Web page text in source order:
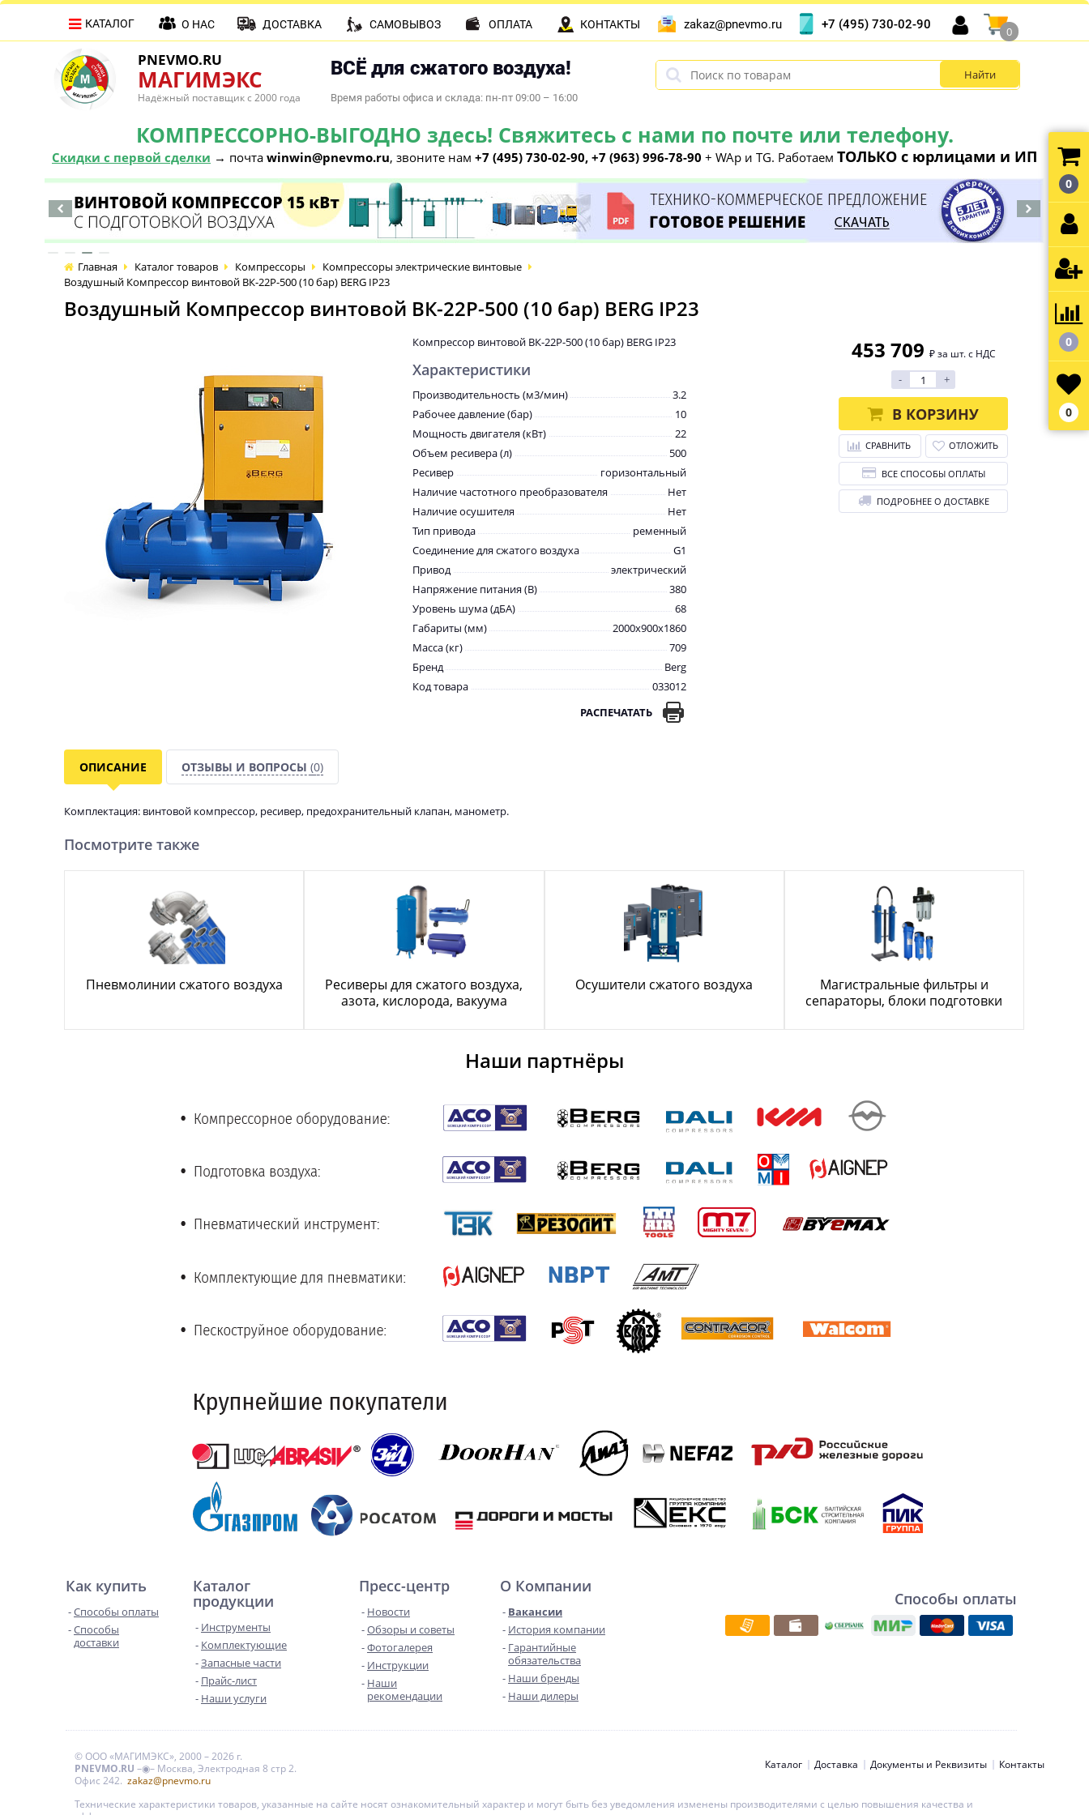
PNEVMO.RU
МАГИМЭКС
Надёжный поставщик с 2000 года
ВСЁ для сжатого воздуха!
Время работы офиса и склада: пн-пт 09:00 – 16:00
КОМПРЕССОРНО-ВЫГОДНО здесь! Свяжитесь с нами по почте или телефону.
Скидки с первой сделки → почта winwin@pnevmo.ru, звоните нам +7 (495) 730-02-90, +7 (963) 996-78-90 + WAp и TG. Работаем ТОЛЬКО с юрлицами и ИП
КАТАЛОГ О НАС ДОСТАВКА САМОВЫВОЗ ОПЛАТА КОНТАКТЫ zakaz@pnevmo.ru +7 (495) 730-02-90
0
Главная Каталог товаров Компрессоры
Компрессоры электрические винтовые
Воздушный Компрессор винтовой ВК-22Р-500 (10 бар) BERG IP23
Воздушный Компрессор винтовой ВК-22Р-500 (10 бар) BERG IP23
Компрессор винтовой ВК-22Р-500 (10 бар) BERG IP23
Характеристики
Производительность (м3/мин)
3.2
Рабочее давление (бар)
10
Мощность двигателя (кВт)
22
Объем ресивера (л)
500
Ресивер
горизонтальный
Наличие частотного преобразователя
Нет
Наличие осушителя
Нет
Тип привода
ременный
Соединение для сжатого воздуха
G1
Привод
электрический
Напряжение питания (В)
380
Уровень шума (дБА)
68
Габариты (мм)
2000x900x1860
Масса (кг)
709
Бренд
Berg
Код товара
033012
РАСПЕЧАТАТЬ
453 709 ₽ за шт. с НДС
- +
В КОРЗИНУ
СРАВНИТЬ ОТЛОЖИТЬ
ВСЕ СПОСОБЫ ОПЛАТЫ
ПОДРОБНЕЕ О ДОСТАВКЕ
ОПИСАНИЕ ОТЗЫВЫ И ВОПРОСЫ (0)
Комплектация: винтовой компрессор, ресивер, предохранительный клапан, манометр.
Посмотрите также
Пневмолинии сжатого воздуха
Ресиверы для сжатого воздуха,
азота, кислорода, вакуума
Осушители сжатого воздуха
Магистральные фильтры и
сепараторы, блоки подготовки
Наши партнёры
Как купить
Способы оплаты
Способы
доставки
Каталог
продукции
Инструменты
Комплектующие
Запасные части
Прайс-лист
Наши услуги
Пресс-центр
Новости
Обзоры и советы
Фотогалерея
Инструкции
Наши
рекомендации
О Компании
Вакансии
История компании
Гарантийные
обязательства
Наши бренды
Наши дилеры
Способы оплаты
© ООО «МАГИМЭКС», 2000 – 2026 г.
PNEVMO.RU –◉– Москва, Электродная 8 стр 2.
Офис 242. zakaz@pnevmo.ru
Каталог Доставка Документы и Реквизиты Контакты
0
0
0
Технические характеристики товаров, указанные на сайте носят ознакомительный характер и могут быть без уведомления изменены производителями с целью повышения качества и